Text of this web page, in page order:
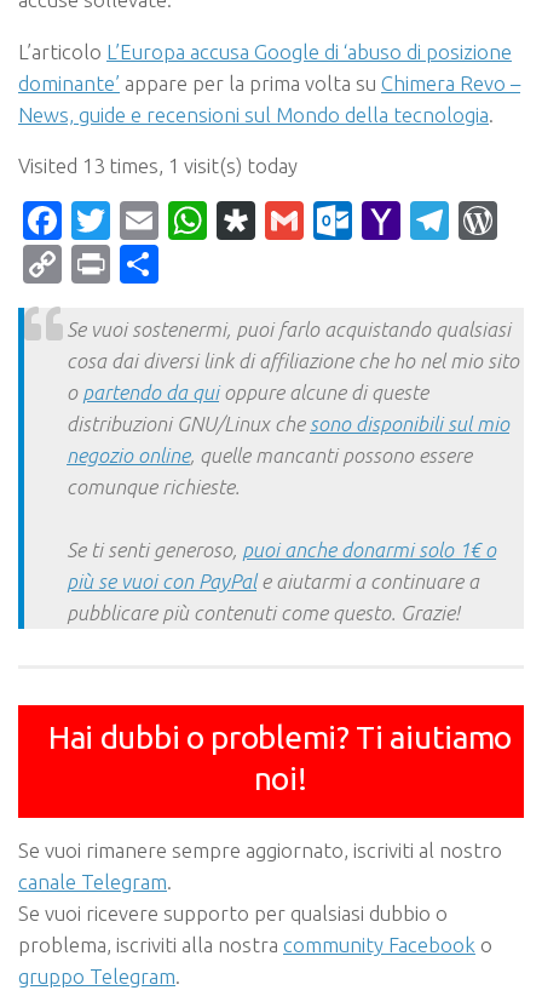
L’articolo L’Europa accusa Google di ‘abuso di posizione
dominante’ appare per la prima volta su Chimera Revo –
News, guide e recensioni sul Mondo della tecnologia
Visited 13 times, 1 visit(s) today
Facebook
Twitter
EmailWhatsApp
Diaspora
Gmail Yahoo
CopyPrint
Se vuoi sostenermi, puoi farlo acquistando qualsiasi
cosa dai diversi link di affiliazione che ho nel mio sito
o partendo da quioppure alcune di queste
distribuzioni GNU/Linux che sono disponibili sul mio
negozio online, quelle mancanti possono essere
comunque richieste.
Se ti senti generoso, puoi anche donarmi solo 1€ o
più se vuoi con PayPale aiutarmi a continuare a
pubblicare più contenuti come questo. Grazie!
Hai dubbi o problemi? Ti aiutiamo
noi!
Se vuoi rimanere sempre aggiornato, iscriviti al nostro
canale Telegram.
Se vuoi ricevere supporto per qualsiasi dubbio o
problema, iscriviti alla nostra community Facebook o
gruppo Telegram.